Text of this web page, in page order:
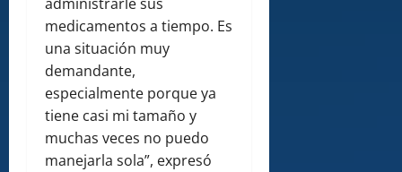
medicamentos a tiempo. Es
una situación muy
demandante,
especialmente porque ya
tiene casi mi tamaño y
muchas veces no puedo
manejarla sola”, expresó